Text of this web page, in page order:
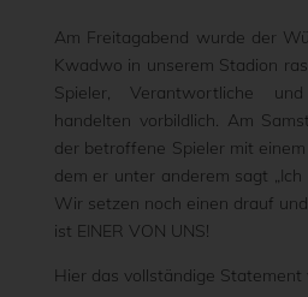
Am Freitagabend wurde der
Kwadwo in unserem Stadion
Spieler, Verantwortliche
handelten vorbildlich. Am
der betroffene Spieler mit
dem er unter anderem sagt „Ich
Wir setzen noch einen drauf
ist EINER VON UNS!
Hier das vollständige